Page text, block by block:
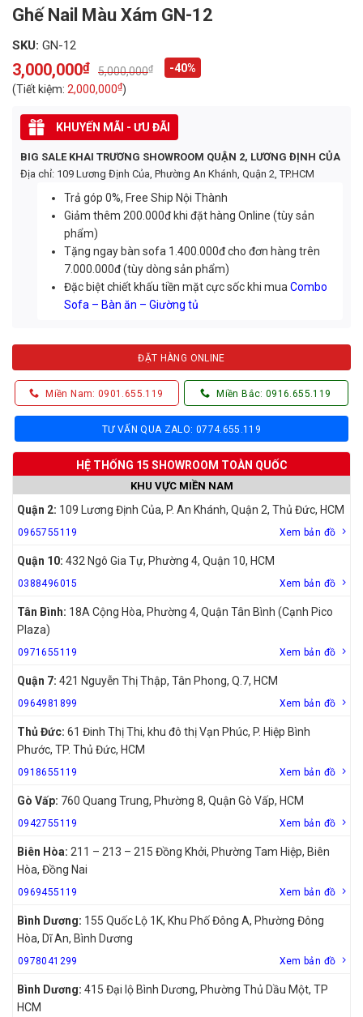
Ghế Nail Màu Xám GN-12
SKU: GN-12
5,000,000₫
Original
price
was:
5,000,000₫.
3,000,000₫
Current
price
is:
3,000,000₫.
-40%
(Tiết kiệm: 2,000,000₫)
KHUYẾN MÃI - ƯU ĐÃI
BIG SALE KHAI TRƯƠNG SHOWROOM QUẬN 2, LƯƠNG ĐỊNH CỦA
Địa chỉ: 109 Lương Định Của, Phường An Khánh, Quận 2, TP.HCM
Trả góp 0%, Free Ship Nội Thành
Giảm thêm 200.000đ khi đặt hàng Online (tùy sản
phẩm)
Tặng ngay bàn sofa 1.400.000đ cho đơn hàng trên
7.000.000đ (tùy dòng sản phẩm)
Đặc biệt chiết khấu tiền mặt cực sốc khi muaCombo
Sofa – Bàn ăn – Giường tủ
ĐẶT HÀNG ONLINE
Miền Nam: 0901.655.119 Miền Bắc: 0916.655.119
TƯ VẤN QUA ZALO: 0774.655.119
HỆ THỐNG 15 SHOWROOM TOÀN QUỐC
KHU VỰC MIỀN NAM
Quận 2: 109 Lương Định Của, P. An Khánh, Quận 2, Thủ Đức, HCM
0965755119 Xem bản đồ
Quận 10: 432 Ngô Gia Tự, Phường 4, Quận 10, HCM
0388496015 Xem bản đồ
Tân Bình: 18A Cộng Hòa, Phường 4, Quận Tân Bình (Cạnh Pico
Plaza)
0971655119 Xem bản đồ
Quận 7: 421 Nguyễn Thị Thập, Tân Phong, Q.7, HCM
0964981899 Xem bản đồ
Thủ Đức: 61 Đinh Thị Thi, khu đô thị Vạn Phúc, P. Hiệp Bình
Phước, TP. Thủ Đức, HCM
0918655119 Xem bản đồ
Gò Vấp: 760 Quang Trung, Phường 8, Quận Gò Vấp, HCM
0942755119 Xem bản đồ
Biên Hòa: 211 – 213 – 215 Đồng Khởi, Phường Tam Hiệp, Biên
Hòa, Đồng Nai
0969455119 Xem bản đồ
Bình Dương: 155 Quốc Lộ 1K, Khu Phố Đông A, Phường Đông
Hòa, Dĩ An, Bình Dương
0978041299 Xem bản đồ
Bình Dương: 415 Đại lộ Bình Dương, Phường Thủ Dầu Một, TP
HCM